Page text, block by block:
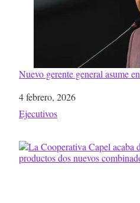
Nuevo gerente general asume
Fecha
4 febrero, 2026
Respecto a
Ejecutivos